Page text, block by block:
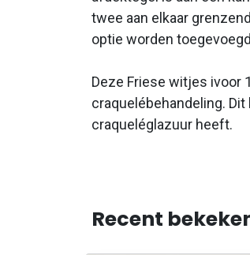
twee aan elkaar
optie worden
Deze Friese witjes ivoor
craquelébehandeling.
craqueléglazuur heeft.
Recent